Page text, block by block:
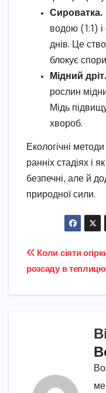
Сироватка.
водою (1:1)
днів. Це
блокує
Мідний дріт.
рослин
Мідь
хвороб.
Екологічні
ранніх стадіях і
безпечні, але й
природної сили.
записів
Коли сіяти
розсаду в теплицю